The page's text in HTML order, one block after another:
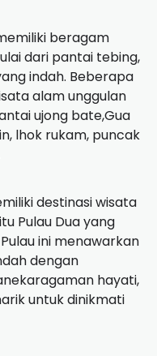
beragam
dari pantai tebing,
indah. Beberapa
alam unggulan
ujong bate,Gua
lhok rukam, puncak
destinasi wisata
Pulau Dua yang
ini menawarkan
dengan
hayati,
untuk dinikmati